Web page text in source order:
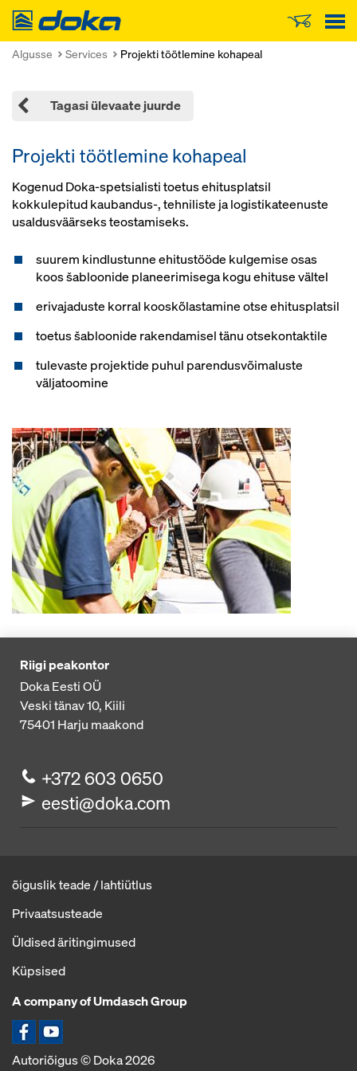
Doka
Algusse Services Projekti töötlemine kohapeal
Tagasi ülevaate juurde
Projekti töötlemine kohapeal
Kogenud Doka-spetsialisti toetus ehitusplatsil
kokkulepitud kaubandus-, tehniliste ja logistikateenuste
usaldusväärseks teostamiseks.
suurem kindlustunne ehitustööde kulgemise osas
koos šabloonide planeerimisega kogu ehituse vältel
erivajaduste korral kooskõlastamine otse ehitusplatsil
toetus šabloonide rakendamisel tänu otsekontaktile
tulevaste projektide puhul parendusvõimaluste
väljatoomine
Riigi peakontor
Doka Eesti OÜ
Veski tänav 10, Kiili
75401 Harju maakond
+372 603 0650
eesti@doka.com
õiguslik teade / lahtiütlus
Privaatsusteade
Üldised äritingimused
Küpsised
A company of Umdasch Group
Ikoon Facebook
Ikoon YouTube
Autoriõigus © Doka 2026